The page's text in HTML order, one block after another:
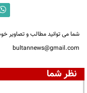
شما می توانید مطالب و تصاویر
bultannews@gmail.com
نظر شما